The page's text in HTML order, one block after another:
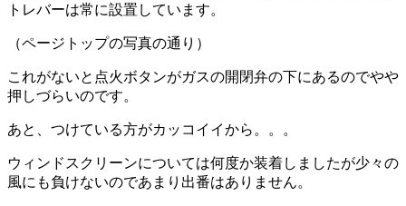
トレバーは常に設置しています。
（ページトップの写真の通り）
これがないと点火ボタンがガスの開閉弁の下にあるのでやや
押しづらいのです。
あと、つけている方がカッコイイから。。。
ウィンドスクリーンについては何度か装着しましたが少々の
風にも負けないのであまり出番はありません。